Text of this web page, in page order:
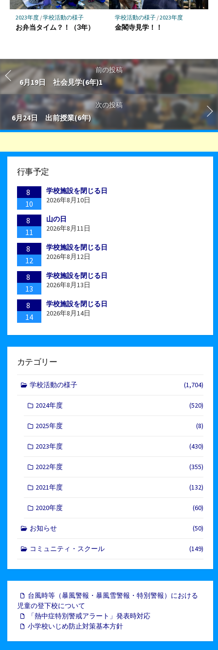
2023年度/学校活動の様子
お弁当タイム？！（3年）
学校活動の様子/2023年度
金閣寺見学！！
前の投稿
6月19日 社会見学(6年)1
次の投稿
6月24日 出前授業(6年)
行事予定
8
10
学校施設を閉じる日
2026年8月10日
8
11
山の日
2026年8月11日
8
12
学校施設を閉じる日
2026年8月12日
8
13
学校施設を閉じる日
2026年8月13日
8
14
学校施設を閉じる日
2026年8月14日
カテゴリー
学校活動の様子 (1,704)
2024年度 (520)
2025年度 (8)
2023年度 (430)
2022年度 (355)
2021年度 (132)
2020年度 (60)
お知らせ (50)
コミュニティ・スクール (149)
台風時等（暴風警報・暴風雪警報・特別警報）における
児童の登下校について
「熱中症特別警戒アラート」発表時対応
小学校いじめ防止対策基本方針